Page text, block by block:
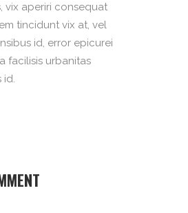
vix aperiri consequat
tincidunt vix at, vel
id, error epicurei
facilisis urbanitas
id.